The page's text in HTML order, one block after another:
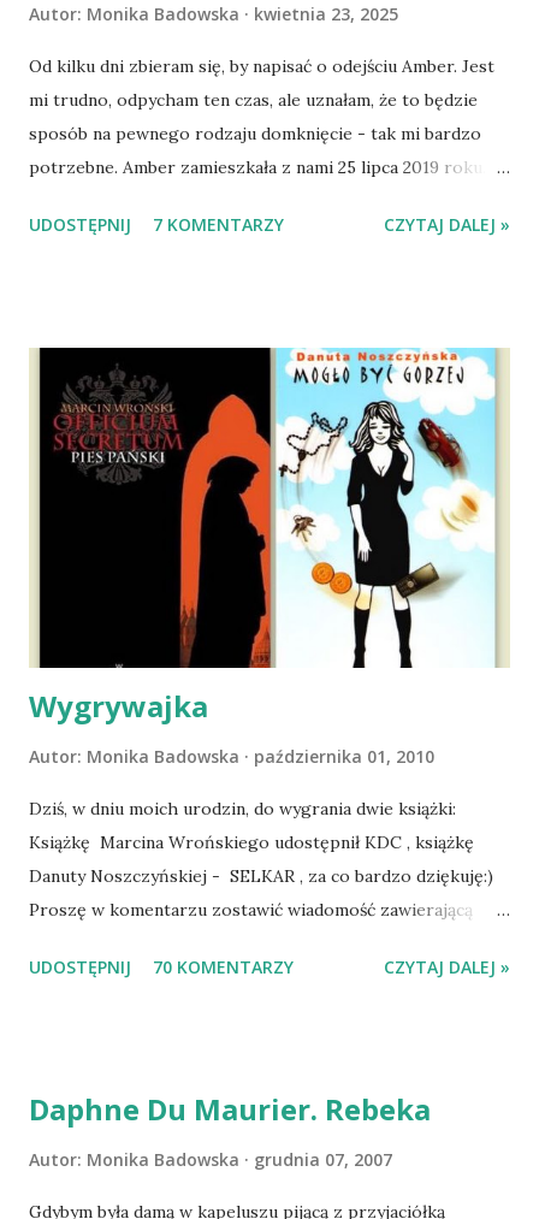
Autor: Monika Badowska kwietnia 23, 2025
Od kilku dni zbieram się, by napisać o odejściu Amber. Jest
mi trudno, odpycham ten czas, ale uznałam, że to będzie
sposób na pewnego rodzaju domknięcie - tak mi bardzo
potrzebne. Amber zamieszkała z nami 25 lipca 2019 roku.
Mazowieckim, pojechaliśmy na wizytę zapoznawczą, a kilka
wspólnego życia przeczytacie TUTAJ i TUTAJ . Gdy już
nieco okrzepliśmy w codzienności z psem, a Amber - z
ludźmi i kotami, pojawił się pomysł na wspólny jesienny
wyjazd w Beskid Niski. Zanim to jednak się stało psica miała
atak padaczki, co spowodowało, że wyjazd odwołaliśmy,
wdrożyliśmy leczenie i od nowa zaczęliśmy oswajać z nami i
wspólnym życiem zdezorientowanego chorobą psa. Udało
się ustabilizować zawirowania zdrowotne i wówczas
zaczęliśmy się cieszyć sobą wzajemnie już na 100%.
Dopier...
UDOSTĘPNIJ 7 KOMENTARZY CZYTAJ DALEJ »
Wygrywajka
Autor: Monika Badowska października 01, 2010
Dziś, w dniu moich urodzin, do wygrania dwie książki:
Książkę Marcina Wrońskiego udostępnił KDC , książkę
Danuty Noszczyńskiej - SELKAR , za co bardzo dziękuję:)
Proszę w komentarzu zostawić wiadomość zawierającą
Losowanie odbędzie się w niedzielę o 8:00. Zapraszam
UDOSTĘPNIJ 70 KOMENTARZY CZYTAJ DALEJ »
Daphne Du Maurier. Rebeka
Autor: Monika Badowska grudnia 07, 2007
Gdybym była damą w kapeluszu pijącą z przyjaciółką